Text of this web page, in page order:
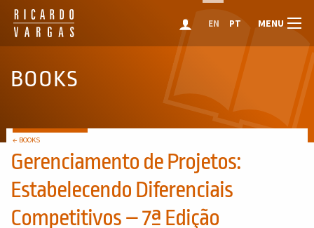
EN PT MENU
BOOKS
← BOOKS
Gerenciamento de Projetos:
Estabelecendo Diferenciais
Competitivos – 7ª Edição